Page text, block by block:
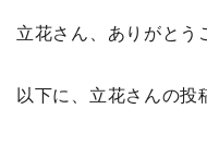
立花さん、ありがとう
以下に、立花さんの投